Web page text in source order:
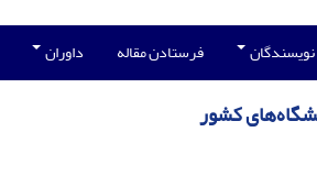
فرستادن مقاله داوران
کشور